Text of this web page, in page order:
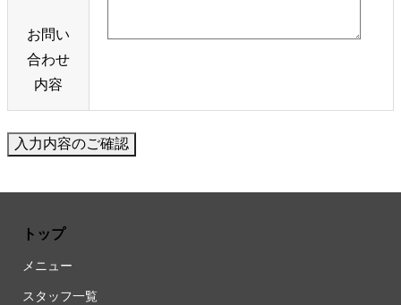
お問い
合わせ
内容
トップ
メニュー
スタッフ一覧